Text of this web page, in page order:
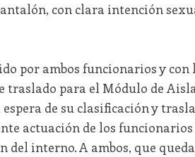
con clara intención
por ambos funcionarios y con
traslado para el Módulo de
de su clasificación y
actuación de los
del interno. A ambos, que